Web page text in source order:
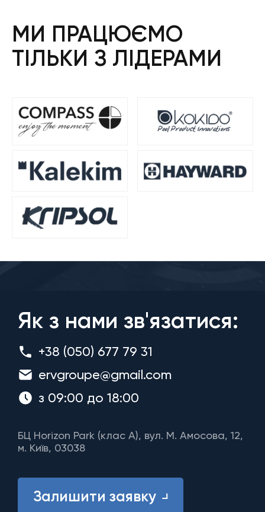
МИ ПРАЦЮЄМО
ТІЛЬКИ З ЛІДЕРАМИ
Як з нами зв'язатися:
+38 (050) 677 79 31
ervgroupe@gmail.com
з 09:00 до 18:00
БЦ Horizon Park (клас A), вул. М. Амосова, 12,
м. Київ, 03038
Залишити заявку